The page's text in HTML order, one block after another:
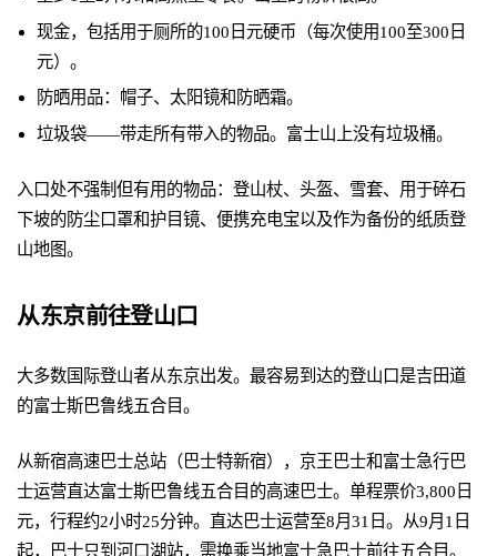
现金，包括用于厕所的100日元硬币（每次使用100至300日
元）。
防晒用品：帽子、太阳镜和防晒霜。
垃圾袋——带走所有带入的物品。富士山上没有垃圾桶。
入口处不强制但有用的物品：登山杖、头盔、雪套、用于碎石
下坡的防尘口罩和护目镜、便携充电宝以及作为备份的纸质登
山地图。
从东京前往登山口
大多数国际登山者从东京出发。最容易到达的登山口是吉田道
的富士斯巴鲁线五合目。
从新宿高速巴士总站（巴士特新宿），京王巴士和富士急行巴
士运营直达富士斯巴鲁线五合目的高速巴士。单程票价3,800日
元，行程约2小时25分钟。直达巴士运营至8月31日。从9月1日
起，巴士只到河口湖站，需换乘当地富士急巴士前往五合目。